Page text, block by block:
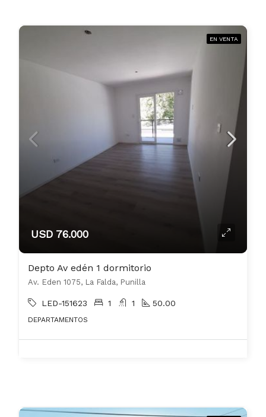
EN VENTA
USD 76.000
Depto Av edén 1 dormitorio
Av. Eden 1075, La Falda, Punilla
LED-151623 1 1 50.00
DEPARTAMENTOS